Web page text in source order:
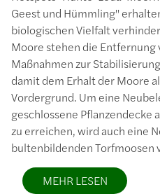
Geest und Hümmling"
biologischen Vielfalt
Moore stehen die Entfernung
Maßnahmen zur
damit dem Erhalt der Moore
Vordergrund. Um eine
geschlossene Pflanzendecke
zu erreichen, wird auch eine
bultenbildenden Torfmoosen
MEHR LESEN